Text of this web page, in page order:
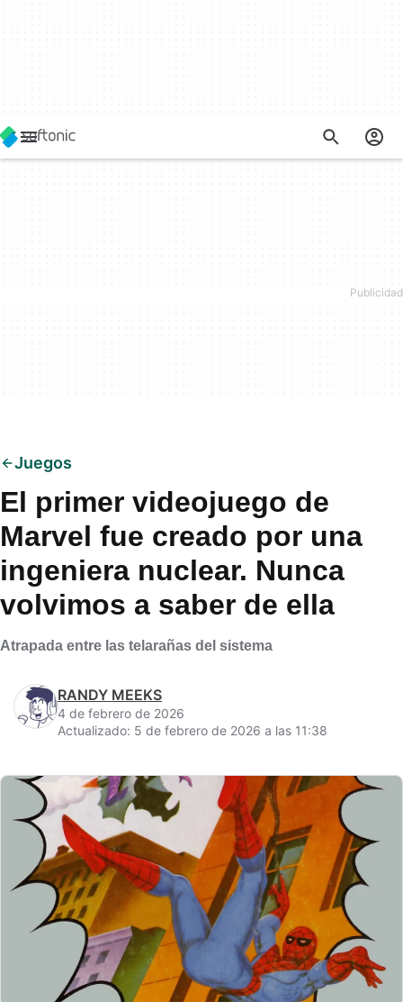
Juegos
El primer videojuego de
Marvel fue creado por una
ingeniera nuclear. Nunca
volvimos a saber de ella
Atrapada entre las telarañas del sistema
RANDY MEEKS
4 de febrero de 2026
Actualizado: 5 de febrero de 2026 a las 11:38